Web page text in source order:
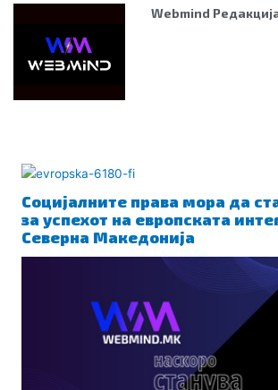
Webmind
Социјалните права мора да
за успехот на европската
Северна Македонија